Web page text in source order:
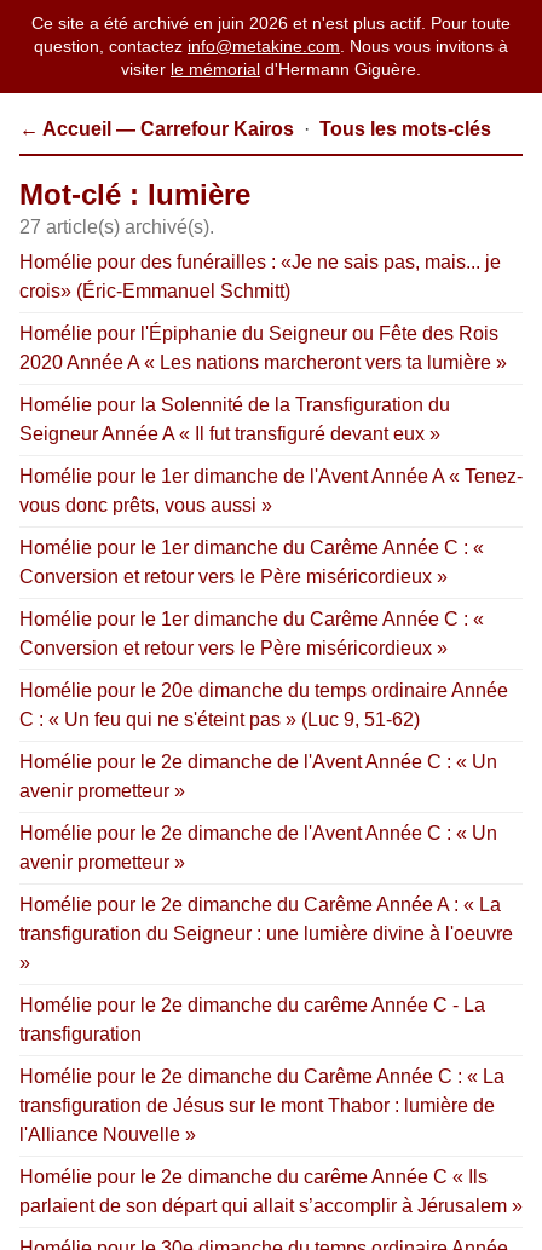
Ce site a été archivé en juin 2026 et n'est plus actif. Pour toute
question, contactez info@metakine.com . Nous vous invitons à
visiter le mémorial d'Hermann Giguère.
← Accueil — Carrefour Kairos · Tous les mots-clés
Mot-clé : lumière
27 article(s) archivé(s).
Homélie pour des funérailles : «Je ne sais pas, mais... je
crois» (Éric-Emmanuel Schmitt)
Homélie pour l'Épiphanie du Seigneur ou Fête des Rois
2020 Année A « Les nations marcheront vers ta lumière »
Homélie pour la Solennité de la Transfiguration du
Seigneur Année A « Il fut transfiguré devant eux »
Homélie pour le 1er dimanche de l'Avent Année A « Tenez-
vous donc prêts, vous aussi »
Homélie pour le 1er dimanche du Carême Année C : «
Conversion et retour vers le Père miséricordieux »
Homélie pour le 1er dimanche du Carême Année C : «
Conversion et retour vers le Père miséricordieux »
Homélie pour le 20e dimanche du temps ordinaire Année
C : « Un feu qui ne s'éteint pas » (Luc 9, 51-62)
Homélie pour le 2e dimanche de l'Avent Année C : « Un
avenir prometteur »
Homélie pour le 2e dimanche de l'Avent Année C : « Un
avenir prometteur »
Homélie pour le 2e dimanche du Carême Année A : « La
transfiguration du Seigneur : une lumière divine à l'oeuvre
»
Homélie pour le 2e dimanche du carême Année C - La
transfiguration
Homélie pour le 2e dimanche du Carême Année C : « La
transfiguration de Jésus sur le mont Thabor : lumière de
l'Alliance Nouvelle »
Homélie pour le 2e dimanche du carême Année C « Ils
parlaient de son départ qui allait s’accomplir à Jérusalem »